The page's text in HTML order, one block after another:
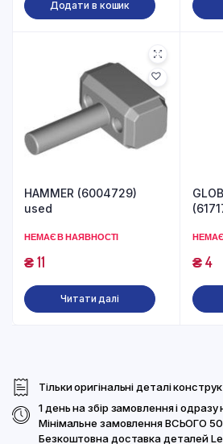
Додати в кошик
HAMMER (6004729)
used
НЕМАЄ В НАЯВНОСТІ
₴11
Читати далі
₴4
Тільки оригінальні деталі
1 день на збір замовлення і
Мінімальне замовлення ВСЬОГО 50
Безкоштовна доставка деталей